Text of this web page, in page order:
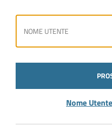
Nome